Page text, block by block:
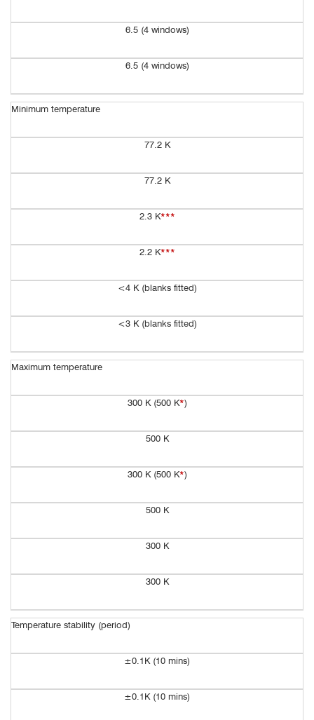
6.5 (4 windows)
6.5 (4 windows)
Minimum temperature
77.2 K
77.2 K
2.3 K***
2.2 K***
<4 K (blanks fitted)
<3 K (blanks fitted)
Maximum temperature
300 K (500 K*)
500 K
300 K (500 K*)
500 K
300 K
300 K
Temperature stability (period)
±0.1K (10 mins)
±0.1K (10 mins)